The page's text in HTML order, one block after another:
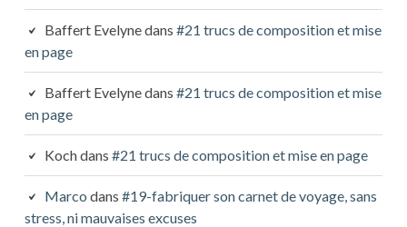
Baffert Evelynedans #21 trucs de composition et mise
en page
Baffert Evelynedans #21 trucs de composition et mise
en page
Kochdans #21 trucs de composition et mise en page
Marco dans #19-fabriquer son carnet de voyage, sans
stress, ni mauvaises excuses